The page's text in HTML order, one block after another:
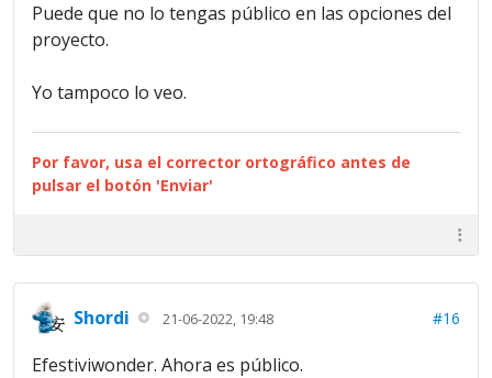
Puede que no lo tengas público en las opciones del
proyecto.
Yo tampoco lo veo.
Por favor, usa el corrector ortográfico antes de
pulsar el botón 'Enviar'
Shordi 21-06-2022, 19:48 #16
Efestiviwonder. Ahora es público.